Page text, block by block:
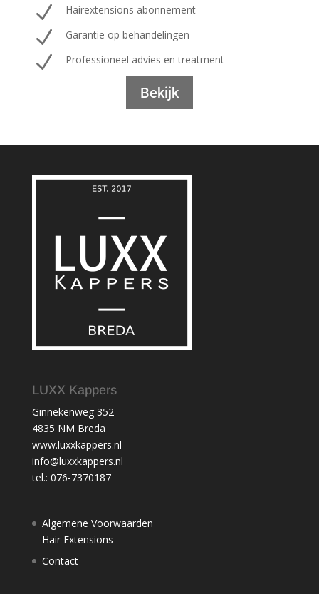
N Hairextensions abonnement
N Garantie op behandelingen
N Professioneel advies en treatment
Bekijk
LUXX Kappers
Ginnekenweg 352
4835 NM Breda
www.luxxkappers.nl
info@luxxkappers.nl
tel.: 076-7370187
Algemene Voorwaarden
Hair Extensions
Contact